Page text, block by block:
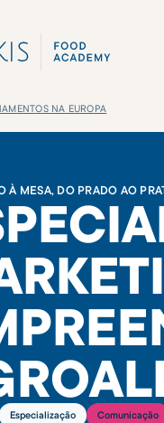
NA EUROPA
À MESA, DO PRADO AO
Especialização Comunicação